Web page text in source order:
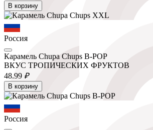
В корзину
Россия
Карамель Chupa Chups B-POP
ВКУС ТРОПИЧЕСКИХ ФРУКТОВ
48.99 ₽
В корзину
Россия